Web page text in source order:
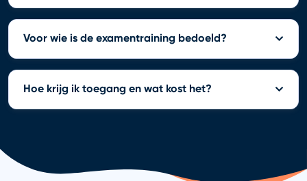
Voor wie is de examentraining bedoeld?
Hoe krijg ik toegang en wat kost het?